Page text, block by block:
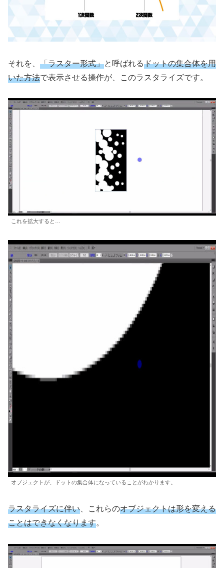
それを、 「ラスター形式」と呼ばれるドットの集合体を用
いた方法で表示させる操作が、このラスタライズです。
これを拡大すると…
オブジェクトが、ドットの集合体になっていることがわかります。
ラスタライズに伴い、これらのオブジェクトは形を変える
ことはできなくなります。